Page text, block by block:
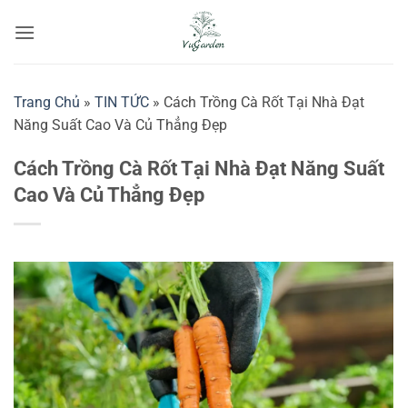
qua
Trang Chủ » TIN TỨC » Cách Trồng Cà Rốt Tại Nhà Đạt
Năng Suất Cao Và Củ Thẳng Đẹp
Cách Trồng Cà Rốt Tại Nhà Đạt Năng Suất
Cao Và Củ Thẳng Đẹp